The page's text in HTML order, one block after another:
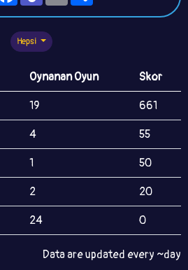
Hepsi
Oynanan Oyun Skor
19 661
4 55
1 50
2 20
24 0
Data are updated every ~day